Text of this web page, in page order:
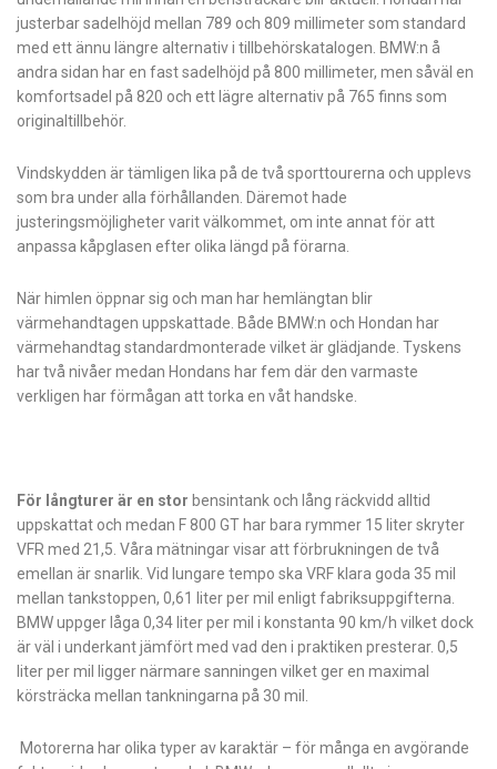
justerbar sadelhöjd mellan 789 och 809 millimeter som standard
med ett ännu längre alternativ i tillbehörskatalogen. BMW:n å
andra sidan har en fast sadelhöjd på 800 millimeter, men såväl en
komfortsadel på 820 och ett lägre alternativ på 765 finns som
originaltillbehör.
Vindskydden är tämligen lika på de två sporttourerna och upplevs
som bra under alla förhållanden. Däremot hade
justeringsmöjligheter varit välkommet, om inte annat för att
anpassa kåpglasen efter olika längd på förarna.
När himlen öppnar sig och man har hemlängtan blir
värmehandtagen uppskattade. Både BMW:n och Hondan har
värmehandtag standardmonterade vilket är glädjande. Tyskens
har två nivåer medan Hondans har fem där den varmaste
verkligen har förmågan att torka en våt handske.
För långturer är en stor bensintank och lång räckvidd alltid
uppskattat och medan F 800 GT har bara rymmer 15 liter skryter
VFR med 21,5. Våra mätningar visar att förbrukningen de två
emellan är snarlik. Vid lungare tempo ska VRF klara goda 35 mil
mellan tankstoppen, 0,61 liter per mil enligt fabriksuppgifterna.
BMW uppger låga 0,34 liter per mil i konstanta 90 km/h vilket dock
är väl i underkant jämfört med vad den i praktiken presterar. 0,5
liter per mil ligger närmare sanningen vilket ger en maximal
körsträcka mellan tankningarna på 30 mil.
Motorerna har olika typer av karaktär – för många en avgörande